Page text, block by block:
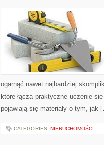
ogarnąć nawet najbardziej
które łączą praktyczne uczenie
pojawiają się materiały o tym, jak
CATEGORIES: NIERUCHOMOŚCI